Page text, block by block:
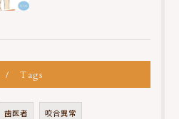
Tags
歯医者 咬合異常